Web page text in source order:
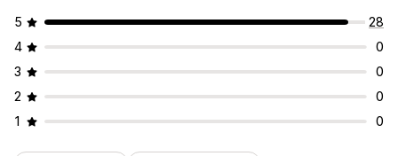
Niestandardowe szablony Elementy niestandardowe
Układy niestandardowe Rozmiary niestandardowe Obrazy
Wielojęzyczne
5
28
4
0
3
0
2
0
1
0